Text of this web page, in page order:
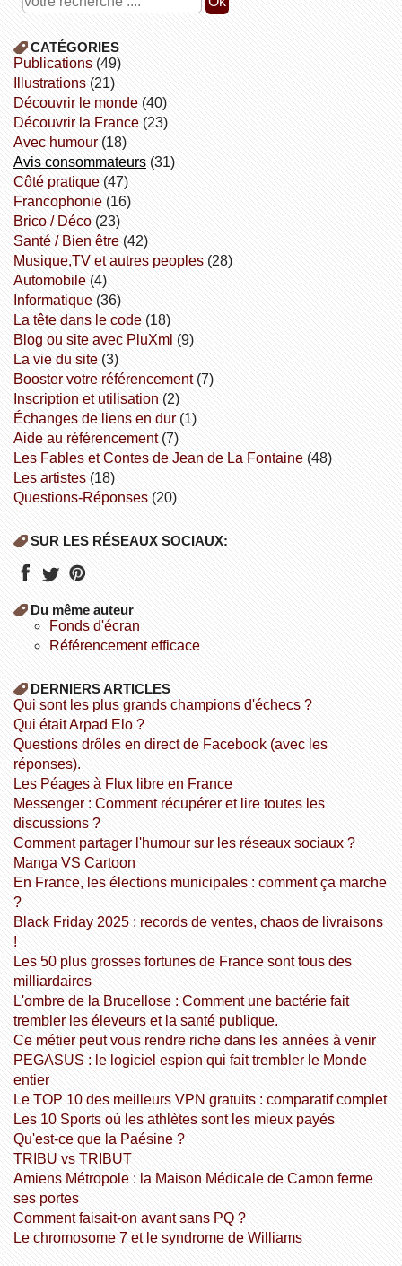
CATÉGORIES
publications(49)
illustrations(21)
découvrir le monde(40)
découvrir la France(23)
avec humour(18)
avis consommateurs(31)
côté pratique(47)
Francophonie(16)
Brico / Déco(23)
Santé / Bien être(42)
Musique,TV et autres peoples(28)
Automobile(4)
informatique(36)
la tête dans le code(18)
Blog ou site avec PluXml (9)
la vie du site(3)
booster votre référencement(7)
inscription et utilisation (2)
échanges de liens en dur(1)
aide au référencement(7)
Les Fables et Contes de Jean de La Fontaine(48)
Les artistes(18)
Questions-Réponses(20)
SUR LES RÉSEAUX SOCIAUX:
Du même auteur
fonds d'écran
référencement efficace
DERNIERS ARTICLES
Qui sont les plus grands champions d'échecs ?
Qui était Arpad Elo ?
Questions drôles en direct de Facebook (avec les
réponses).
Les Péages à Flux libre en France
Messenger : Comment récupérer et lire toutes les
discussions ?
Comment partager l'humour sur les réseaux sociaux ?
Manga VS Cartoon
En France, les élections municipales : comment ça marche
?
Black Friday 2025 : records de ventes, chaos de livraisons
!
Les 50 plus grosses fortunes de France sont tous des
milliardaires
L'ombre de la Brucellose : Comment une bactérie fait
trembler les éleveurs et la santé publique.
Ce métier peut vous rendre riche dans les années à venir
PEGASUS : le logiciel espion qui fait trembler le Monde
entier
Le TOP 10 des meilleurs VPN gratuits : comparatif complet
Les 10 Sports où les athlètes sont les mieux payés
Qu'est-ce que la Paésine ?
TRIBU vs TRIBUT
Amiens Métropole : la Maison Médicale de Camon ferme
ses portes
Comment faisait-on avant sans PQ ?
Le chromosome 7 et le syndrome de Williams